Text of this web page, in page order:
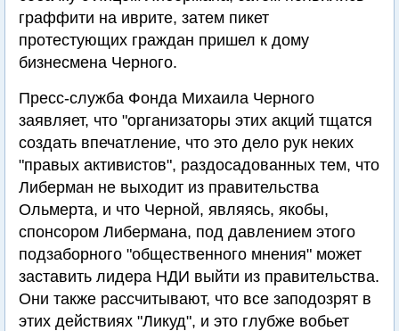
граффити на иврите, затем пикет
протестующих граждан пришел к дому
бизнесмена Черного.
Пресс-служба Фонда Михаила Черного
заявляет, что "организаторы этих акций тщатся
создать впечатление, что это дело рук неких
"правых активистов", раздосадованных тем, что
Либерман не выходит из правительства
Ольмерта, и что Черной, являясь, якобы,
спонсором Либермана, под давлением этого
подзаборного "общественного мнения" может
заставить лидера НДИ выйти из правительства.
Они также рассчитывают, что все заподозрят в
этих действиях "Ликуд", и это глубже вобьет